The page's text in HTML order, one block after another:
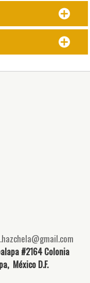
#2164 Colonia
México D.F.